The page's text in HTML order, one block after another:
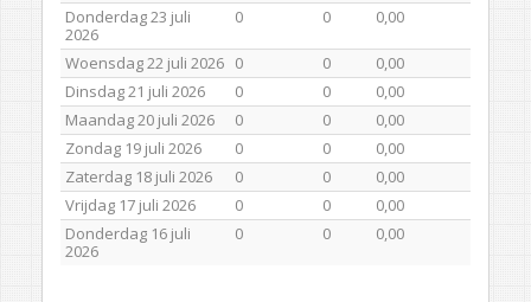
Donderdag 23 juli
2026
0 0 0,00
Woensdag 22 juli 2026 0 0
0,00
Dinsdag 21 juli 2026
0 0
0,00
Maandag 20 juli 2026
0 0
0,00
Zondag 19 juli 2026
0 0
0,00
Zaterdag 18 juli 2026
0 0
0,00
Vrijdag 17 juli 2026
0 0
0,00
Donderdag 16 juli
2026
0 0 0,00